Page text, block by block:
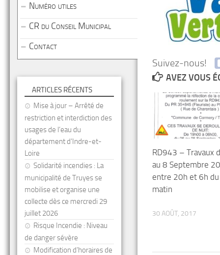
Suivez-nous!
AVEZ VOUS
RD943 – Travaux
au 8 Septembre
entre 20h et 6h du
matin
30 AOÛT, 2017
Numéro utiles
CR du Conseil Municipal
Contact
ARTICLES RÉCENTS
Mise à jour – Arrêté de
restriction et interdiction des
usages de l’eau du
département d’Indre-et-
Loire
Solidarité incendies : La
municipalité de Truyes se
mobilise et organise une
collecte dès ce mercredi 29
juillet 2026
Risque Incendie : Niveau
de danger sévère
Modification d’horaires de